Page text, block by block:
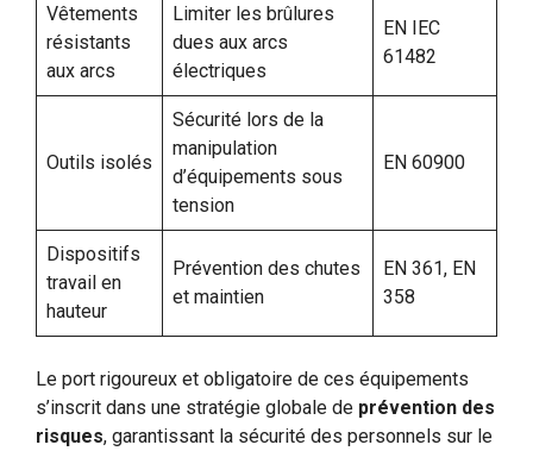
Vêtements
résistants
aux arcs
Limiter les brûlures
dues aux arcs
électriques
EN IEC
61482
Outils isolés
Sécurité lors de la
manipulation
d’équipements sous
tension
EN 60900
Dispositifs
travail en
hauteur
Prévention des chutes
et maintien
EN 361, EN
358
Le port rigoureux et obligatoire de ces équipements
s’inscrit dans une stratégie globale de prévention des
risques, garantissant la sécurité des personnels sur le